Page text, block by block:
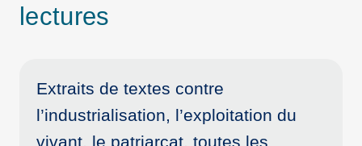
lectures
Extraits de textes contre
l’industrialisation, l’exploitation du
vivant, le patriarcat, toutes les